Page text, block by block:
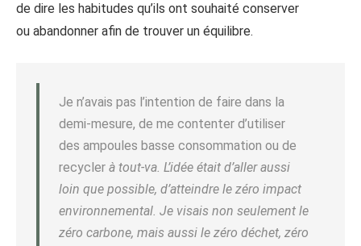
de dire les habitudes qu’ils ont souhaité conserver
ou abandonner afin de trouver un équilibre.
Je n’avais pas l’intention de faire dans la
demi-mesure, de me contenter d’utiliser
des ampoules basse consommation ou de
recycler à tout-va. L’idée était d’aller aussi
loin que possible, d’atteindre le zéro impact
environnemental. Je visais non seulement le
zéro carbone, mais aussi le zéro déchet, zéro